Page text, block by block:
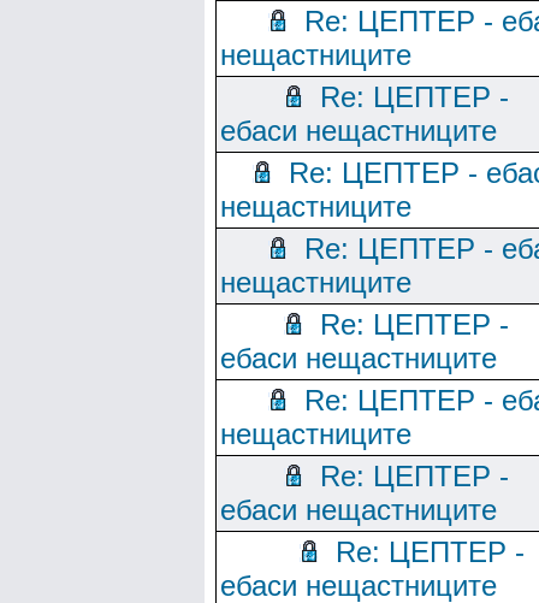
Re: ЦЕПТЕР -
нещастниците
Re: ЦЕПТЕР -
ебаси нещастниците
Re: ЦЕПТЕР -
нещастниците
Re: ЦЕПТЕР -
нещастниците
Re: ЦЕПТЕР -
ебаси нещастниците
Re: ЦЕПТЕР -
нещастниците
Re: ЦЕПТЕР -
ебаси нещастниците
Re: ЦЕПТЕР -
ебаси нещастниците